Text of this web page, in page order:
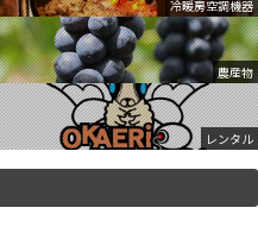
冷暖房空調機器
農産物
レンタル